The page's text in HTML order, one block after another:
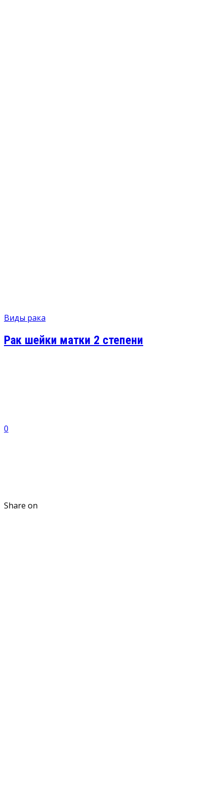
Виды рака
Рак шейки матки 2 степени
0
Share on